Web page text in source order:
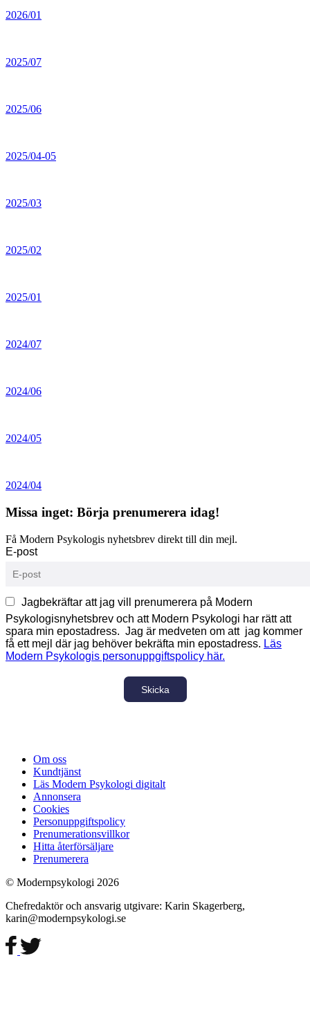
2026/01
2025/07
2025/06
2025/04-05
2025/03
2025/02
2025/01
2024/07
2024/06
2024/05
2024/04
Missa inget: Börja prenumerera idag!
Få Modern Psykologis nyhetsbrev direkt till din mejl.
E-post
Jagbekräftar att jag vill prenumerera på Modern
Psykologisnyhetsbrev och att Modern Psykologi har rätt att
spara min epostadress. Jag är medveten om att jag kommer
få ett mejl där jag behöver bekräfta min epostadress. Läs
Modern Psykologis personuppgiftspolicy här.
Skicka
Om oss
Kundtjänst
Läs Modern Psykologi digitalt
Annonsera
Cookies
Personuppgiftspolicy
Prenumerationsvillkor
Hitta återförsäljare
Prenumerera
© Modernpsykologi 2026
Chefredaktör och ansvarig utgivare: Karin Skagerberg,
karin@modernpsykologi.se